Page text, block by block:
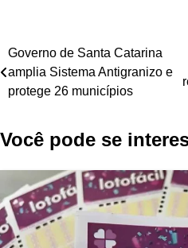
Navegação
de
Post
Governo de Santa Catarina
amplia Sistema Antigranizo e
protege 26 municípios
Você pode se